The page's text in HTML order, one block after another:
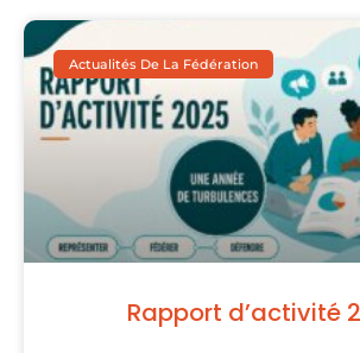
Actualités De La Fédération
Rapport d’activité